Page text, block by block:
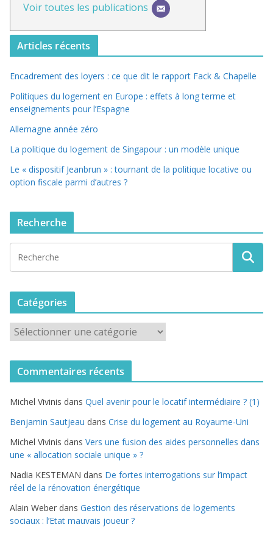
Voir toutes les publications
Articles récents
Encadrement des loyers : ce que dit le rapport Fack & Chapelle
Politiques du logement en Europe : effets à long terme et
enseignements pour l’Espagne
Allemagne année zéro
La politique du logement de Singapour : un modèle unique
Le « dispositif Jeanbrun » : tournant de la politique locative ou
option fiscale parmi d’autres ?
Recherche
Catégories
t
o
r
i
e
Commentaires récents
Michel Vivinis dans Quel avenir pour le locatif intermédiaire ? (1)
Benjamin Sautjeau dans Crise du logement au Royaume-Uni
Michel Vivinis dans Vers une fusion des aides personnelles dans
une « allocation sociale unique » ?
Nadia KESTEMAN dans De fortes interrogations sur l’impact
réel de la rénovation énergétique
Alain Weber dans Gestion des réservations de logements
sociaux : l’Etat mauvais joueur ?